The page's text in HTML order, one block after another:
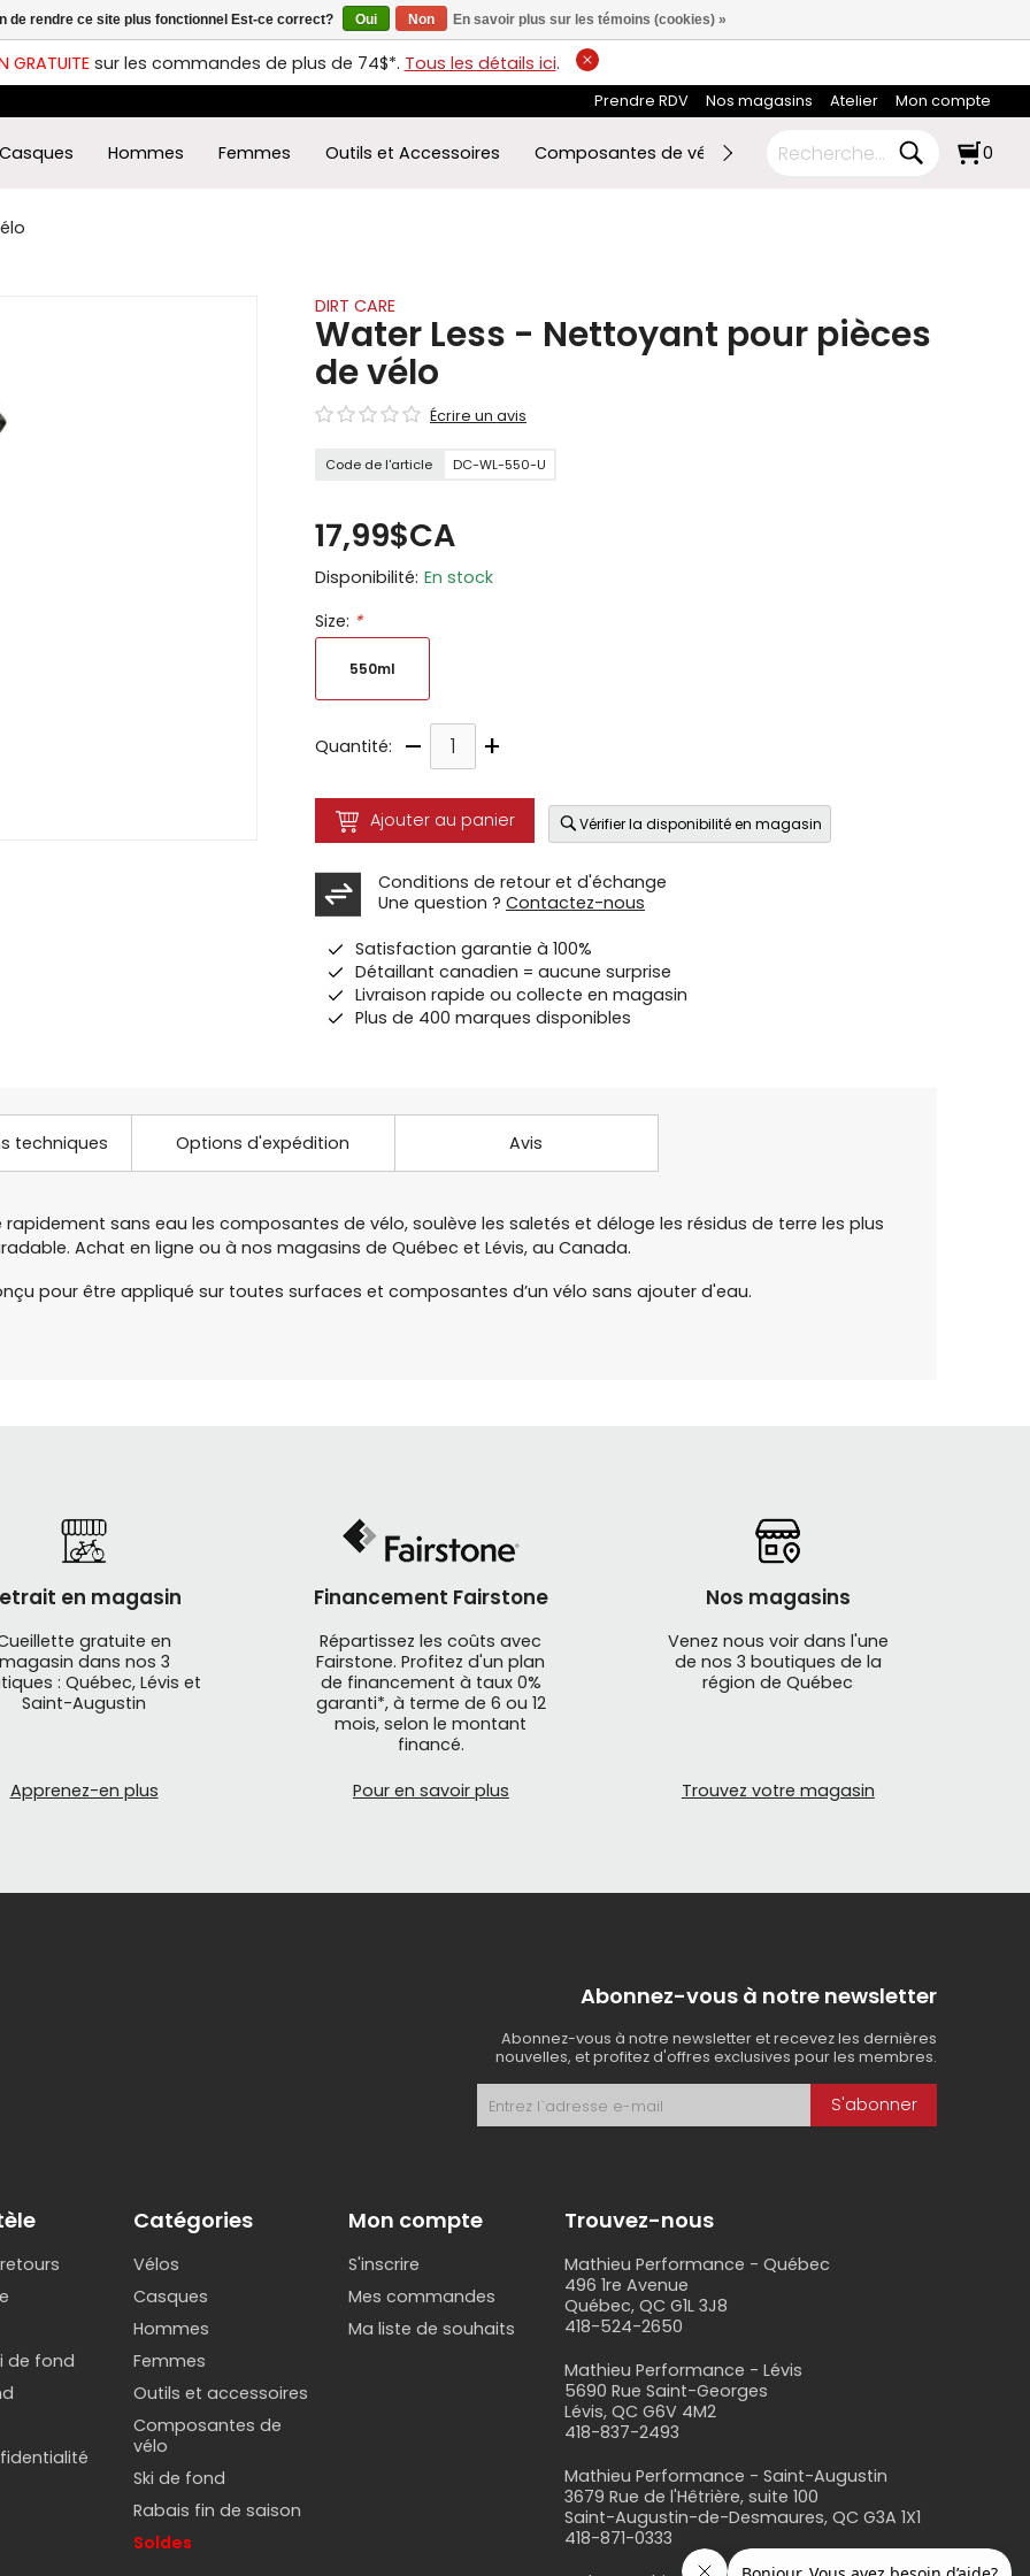
GRATUITEsur les commandes de plus de 74$*. Tous les détails ici.
Prendre RDV Nos magasins Atelier Mon compte
Casques Hommes Femmes Outils et Accessoires Composantes de vélo Ski de fond RABAIS FIN DE
0
DIRT CARE
Water Less - Nettoyant pour pièces
de vélo
Écrire un avis
Code de l'article DC-WL-550-U
17,99$CA
Disponibilité: En stock
Size: *
550ml
Quantité: – +
Ajouter au panier Vérifier la disponibilité en magasin
Conditions de retour et d'échange
Une question ? Contactez-nous
Satisfaction garantie à 100%
Détaillant canadien = aucune surprise
Livraison rapide ou collecte en magasin
Plus de 400 marques disponibles
techniques Options d'expédition Avis
sans eau les composantes de vélo, soulève les saletés et déloge les résidus de terre les plus
Achat en ligne ou à nos magasins de Québec et Lévis, au Canada.
pour être appliqué sur toutes surfaces et composantes d’un vélo sans ajouter d'eau.
en magasin
gratuite en
magasin dans nos 3
: Québec, Lévis et
Saint-Augustin
Apprenez-en plus
Financement Fairstone
Répartissez les coûts avec
Fairstone. Profitez d'un plan
de financement à taux 0%
garanti*, à terme de 6 ou 12
mois, selon le montant
financé.
Pour en savoir plus
Nos magasins
Venez nous voir dans l'une
de nos 3 boutiques de la
région de Québec
Trouvez votre magasin
Abonnez-vous à notre newsletter
Abonnez-vous à notre newsletter et recevez les dernières
nouvelles, et profitez d'offres exclusives pour les membres.
S'abonner
de fond
Catégories
Vélos
Casques
Hommes
Femmes
Outils et accessoires
Composantes de
vélo
Ski de fond
Rabais fin de saison
Soldes
Mon compte
S'inscrire
Mes commandes
Ma liste de souhaits
Trouvez-nous
Mathieu Performance - Québec
496 1re Avenue
Québec, QC G1L 3J8
418-524-2650
Mathieu Performance - Lévis
5690 Rue Saint-Georges
Lévis, QC G6V 4M2
418-837-2493
Mathieu Performance - Saint-Augustin
3679 Rue de l'Hêtrière, suite 100
Saint-Augustin-de-Desmaures, QC G3A 1X1
418-871-0333
de rendre ce site plus fonctionnel Est-ce correct? Oui Non En savoir plus sur les témoins (cookies) »